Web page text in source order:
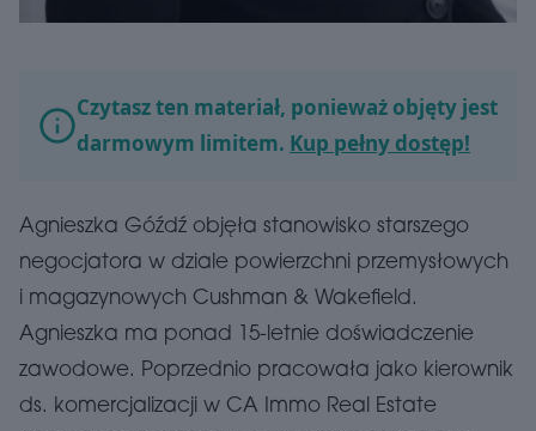
Czytasz ten materiał, ponieważ objęty jest
darmowym limitem. Kup pełny dostęp!
Agnieszka Góźdź objęła stanowisko starszego
negocjatora w dziale powierzchni przemysłowych
i magazynowych Cushman & Wakefield.
Agnieszka ma ponad 15-letnie doświadczenie
zawodowe. Poprzednio pracowała jako kierownik
ds. komercjalizacji w CA Immo Real Estate